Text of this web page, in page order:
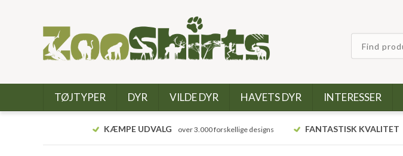
TØJTYPER DYR VILDE DYR HAVETS DYR INTERESSER
KÆMPE UDVALG over 3.000 forskellige designs FANTASTISK KVALITET